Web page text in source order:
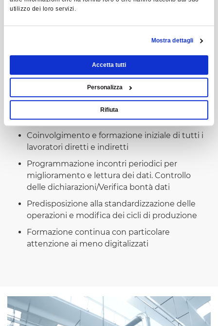
utilizzo dei loro servizi.
Mostra dettagli
Accetta tutti
Personalizza
Rifiuta
tablet o pc, pistola barcode, dichiarazioni
Step 3 - Aspetti organizzativi interni
Inserimento graduale nei reparti
Sensibilizzazione all’uso del badge in quanto
importante per il sistema
Coinvolgimento e formazione iniziale di tutti i
lavoratori diretti e indiretti
Programmazione incontri periodici per
miglioramento e lettura dei dati. Controllo
delle dichiarazioni/Verifica bontà dati
Predisposizione alla standardizzazione delle
operazioni e modifica dei cicli di produzione
Formazione continua con particolare
attenzione ai meno digitalizzati